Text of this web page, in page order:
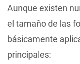
Aunque existen
el tamaño de las
básicamente
principales: